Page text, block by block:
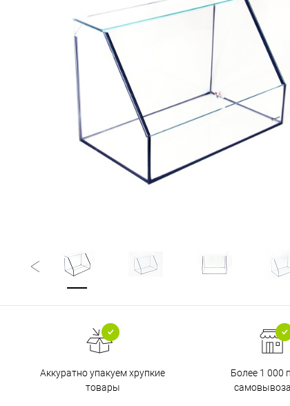
Аккуратно упакуем хрупкие
товары
Более 1 000